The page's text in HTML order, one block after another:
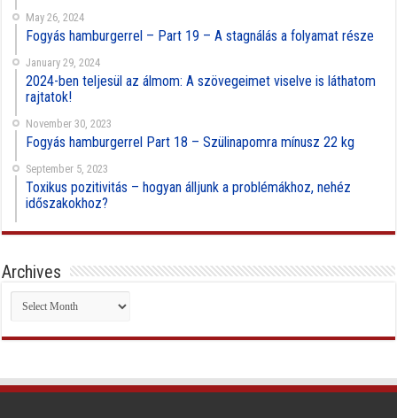
May 26, 2024
Fogyás hamburgerrel – Part 19 – A stagnálás a folyamat része
January 29, 2024
2024-ben teljesül az álmom: A szövegeimet viselve is láthatom
rajtatok!
November 30, 2023
Fogyás hamburgerrel Part 18 – Szülinapomra mínusz 22 kg
September 5, 2023
Toxikus pozitivitás – hogyan álljunk a problémákhoz, nehéz
időszakokhoz?
Archives
Archives